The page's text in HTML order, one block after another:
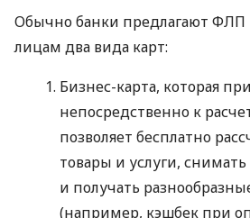
Обычно банки предлагают
лицам два вида карт:
Бизнес-карта, которая
непосредственно к
позволяет бесплатно
товары и услуги,
и получать
(например, кэшбек при